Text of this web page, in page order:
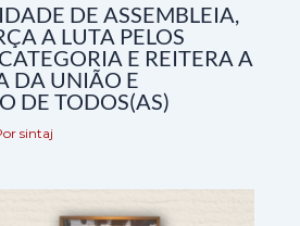
DE ASSEMBLEIA,
A LUTA PELOS
E REITERA A
DA UNIÃO E
DE TODOS(AS)
sintaj